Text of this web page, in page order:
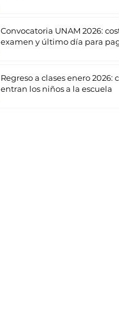
Convocatoria UNAM 2026:
examen y último día para
Regreso a clases enero 2026:
entran los niños a la escuela